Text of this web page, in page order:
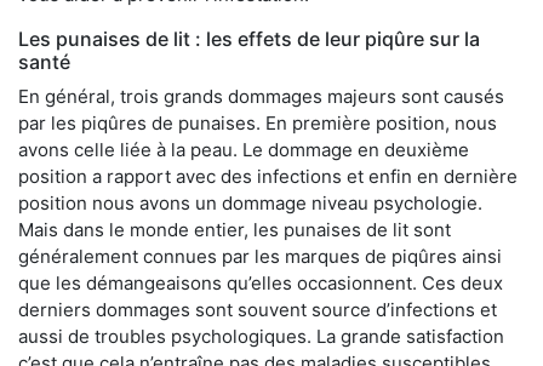
Les punaises de lit : les effets de leur piqûre sur la
santé
En général, trois grands dommages majeurs sont causés
par les piqûres de punaises. En première position, nous
avons celle liée à la peau. Le dommage en deuxième
position a rapport avec des infections et enfin en dernière
position nous avons un dommage niveau psychologie.
Mais dans le monde entier, les punaises de lit sont
généralement connues par les marques de piqûres ainsi
que les démangeaisons qu’elles occasionnent. Ces deux
derniers dommages sont souvent source d’infections et
aussi de troubles psychologiques. La grande satisfaction